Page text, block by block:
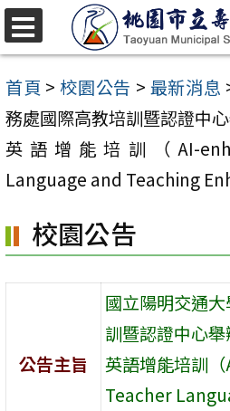
跳
至
主
要
內
容
首頁 > 校園公告 > 最新消息
務處國際高教培訓暨認證中
英語增能培訓（AI-
Language and Teaching
校園公告
公告主旨
國立陽明交通
訓暨認證中心
英語增能培訓
Teacher
選
單